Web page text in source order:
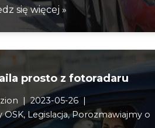
się więcej »
prosto z fotoradaru
2023-05-26
OSK,Legislacja,Porozmawiajmy o